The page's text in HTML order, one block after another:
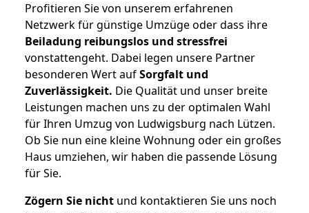
Profitieren Sie von unserem erfahrenen
Netzwerk für günstige Umzüge oder dass ihre
Beiladung reibungslos und stressfrei
vonstattengeht. Dabei legen unsere Partner
besonderen Wert aufSorgfalt und
Zuverlässigkeit. Die Qualität und unser breite
Leistungen machen uns zu der optimalen Wahl
für Ihren Umzug von Ludwigsburg nach Lützen.
Ob Sie nun eine kleine Wohnung oder ein großes
Haus umziehen, wir haben die passende Lösung
für Sie.
Zögern Sie nicht und kontaktieren Sie uns noch